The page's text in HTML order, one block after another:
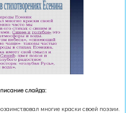
слайда:
многие краски своей поэзии.